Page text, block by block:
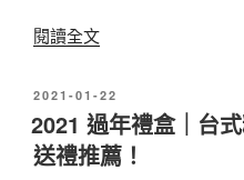
推
薦
清
單
閱讀全文〈
0
2
2
發
於
2021-01-22
2021 過年禮盒｜台
送禮推薦！